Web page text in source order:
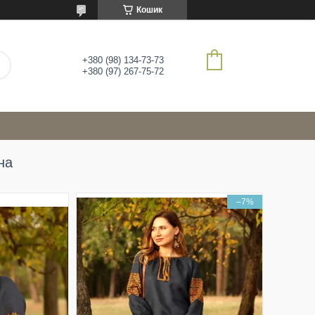
Кошик
+380 (98) 134-73-73
+380 (97) 267-75-72
–7%